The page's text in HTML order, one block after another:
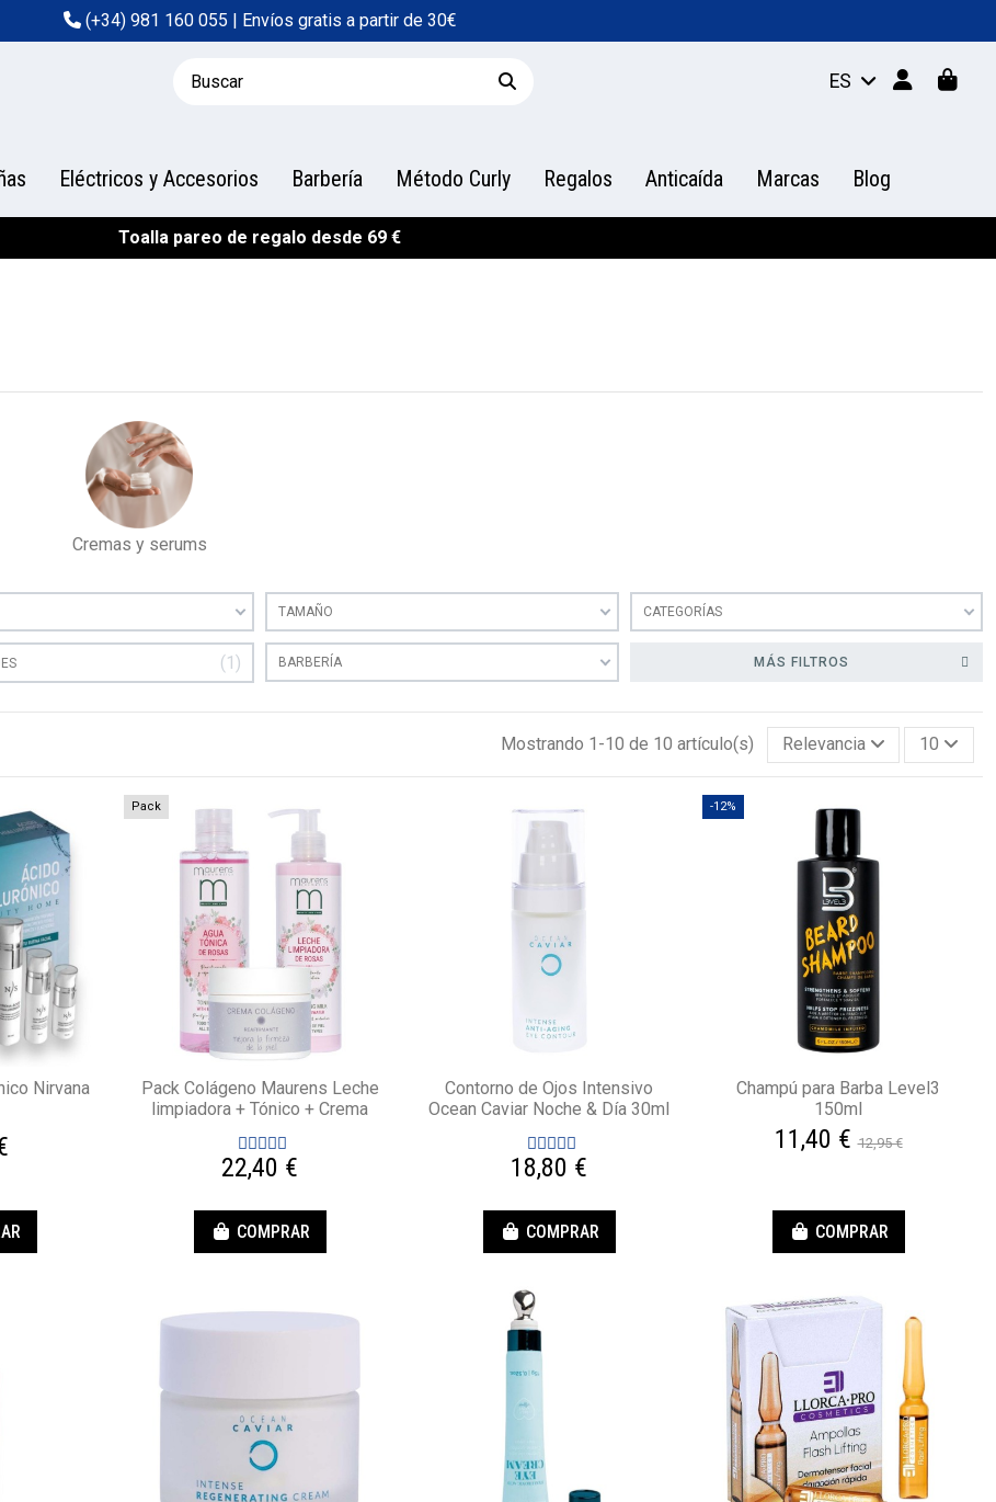
(+34) 981 160 055 | Envíos gratis a partir de 30€
ES
Eléctricos y Accesorios Barbería Método Curly Regalos Anticaída Marcas Blog
Toalla pareo de regalo desde 69 €
Cremas y serums
TAMAÑO CATEGORÍAS
1 BARBERÍA MÁS FILTROS
Mostrando 1-10 de 10 artículo(s) Relevancia 10
Nirvana
Pack
Pack Colágeno Maurens Leche
limpiadora + Tónico + Crema
22,40 €
COMPRAR
Contorno de Ojos Intensivo
Ocean Caviar Noche & Día 30ml
18,80 €
COMPRAR
-12%
Champú para Barba Level3
150ml
11,40 €12,95 €
COMPRAR